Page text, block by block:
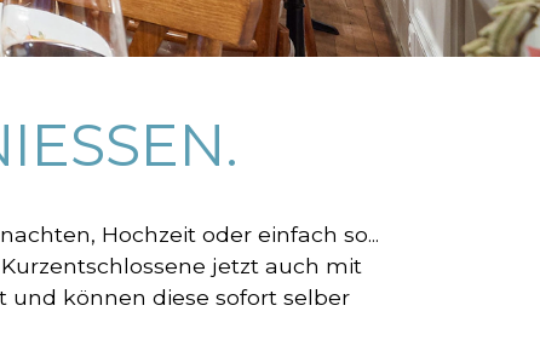
Hochzeit oder einfach so...
jetzt auch mit
und können diese sofort selber